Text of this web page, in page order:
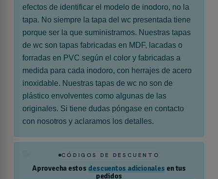
efectos de identificar el modelo de inodoro, no la
tapa. No siempre la tapa del wc presentada tiene
porque ser la que suministramos. Nuestras tapas
de wc son tapas fabricadas en MDF, lacadas o
forradas en PVC según el color y fabricadas a
medida para cada inodoro, con herrajes de acero
inoxidable. Nuestras tapas de wc no son de
plástico envolventes como algunas de las
originales. Si tiene dudas póngase en contacto
con nosotros y aclaramos los detalles.
CÓDIGOS DE DESCUENTO
Aprovecha estos descuentos adicionales en tus
pedidos